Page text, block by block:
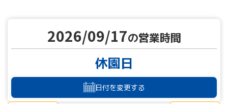
2026/09/17の営業時間
休園日
日付を変更する